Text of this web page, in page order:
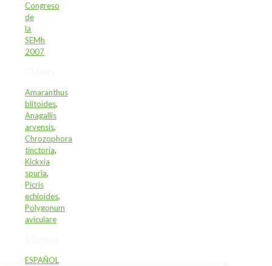
Congreso
de
la
SEMh
2007
Amaranthus
blitoides,
Anagallis
arvensis,
Chrozophora
tinctoria,
Kickxia
spuria,
Picris
echioides,
Polygonum
aviculare
ESPAÑOL